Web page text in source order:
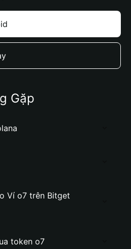
Gặp
Ví o7 trên Bitget
token o7